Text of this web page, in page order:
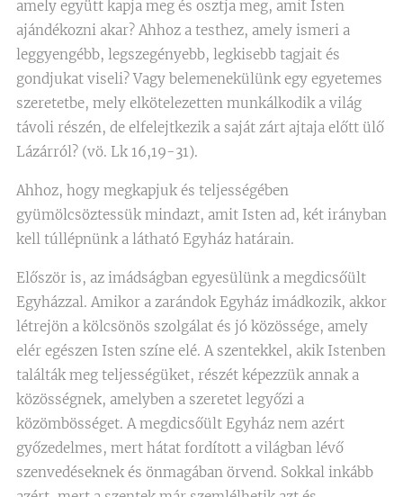
amely együtt kapja meg és osztja meg, amit Isten
ajándékozni akar? Ahhoz a testhez, amely ismeri a
leggyengébb, legszegényebb, legkisebb tagjait és
gondjukat viseli? Vagy belemenekülünk egy egyetemes
szeretetbe, mely elkötelezetten munkálkodik a világ
távoli részén, de elfelejtkezik a saját zárt ajtaja előtt ülő
Lázárról? (vö. Lk 16,19-31).
Ahhoz, hogy megkapjuk és teljességében
gyümölcsöztessük mindazt, amit Isten ad, két irányban
kell túllépnünk a látható Egyház határain.
Először is, az imádságban egyesülünk a megdicsőült
Egyházzal. Amikor a zarándok Egyház imádkozik, akkor
létrejön a kölcsönös szolgálat és jó közössége, amely
elér egészen Isten színe elé. A szentekkel, akik Istenben
találták meg teljességüket, részét képezzük annak a
közösségnek, amelyben a szeretet legyőzi a
közömbösséget. A megdicsőült Egyház nem azért
győzedelmes, mert hátat fordított a világban lévő
szenvedéseknek és önmagában örvend. Sokkal inkább